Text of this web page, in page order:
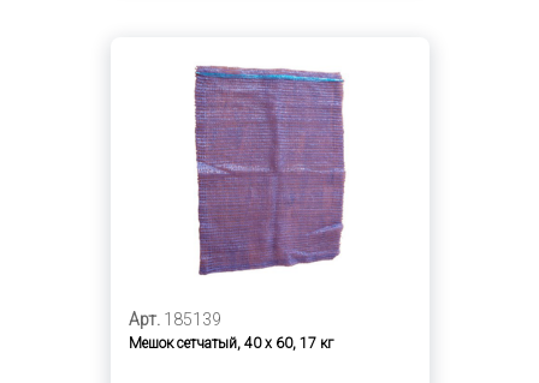
Арт. 185139
Мешок сетчатый, 40 х 60, 17 кг